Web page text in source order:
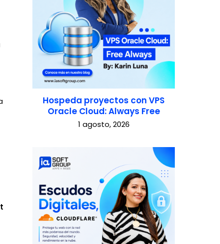
Hospeda proyectos con VPS
Oracle Cloud: Always Free
1 agosto, 2026